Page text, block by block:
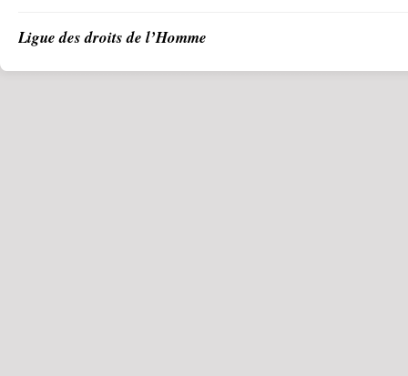
Ligue des droits de l’Homme